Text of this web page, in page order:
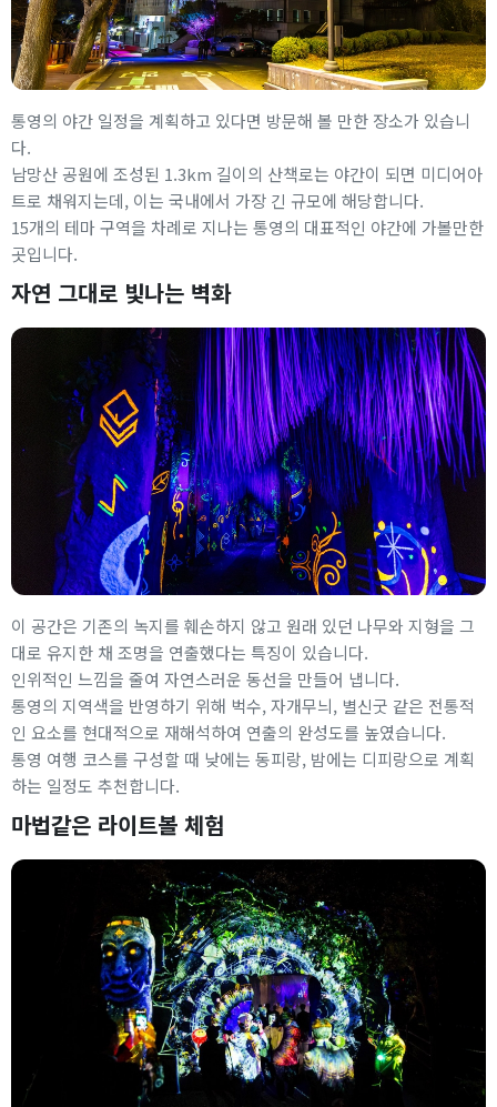
통영의 야간 일정을 계획하고 있다면 방문해 볼 만한 장소가 있습니
다.
남망산 공원에 조성된 1.3km 길이의 산책로는 야간이 되면 미디어아
트로 채워지는데, 이는 국내에서 가장 긴 규모에 해당합니다.
15개의 테마 구역을 차례로 지나는 통영의 대표적인 야간에 가볼만한
곳입니다.
자연 그대로 빛나는 벽화
이 공간은 기존의 녹지를 훼손하지 않고 원래 있던 나무와 지형을 그
대로 유지한 채 조명을 연출했다는 특징이 있습니다.
인위적인 느낌을 줄여 자연스러운 동선을 만들어 냅니다.
통영의 지역색을 반영하기 위해 벅수, 자개무늬, 별신굿 같은 전통적
인 요소를 현대적으로 재해석하여 연출의 완성도를 높였습니다.
통영 여행 코스를 구성할 때 낮에는 동피랑, 밤에는 디피랑으로 계획
하는 일정도 추천합니다.
마법같은 라이트볼 체험